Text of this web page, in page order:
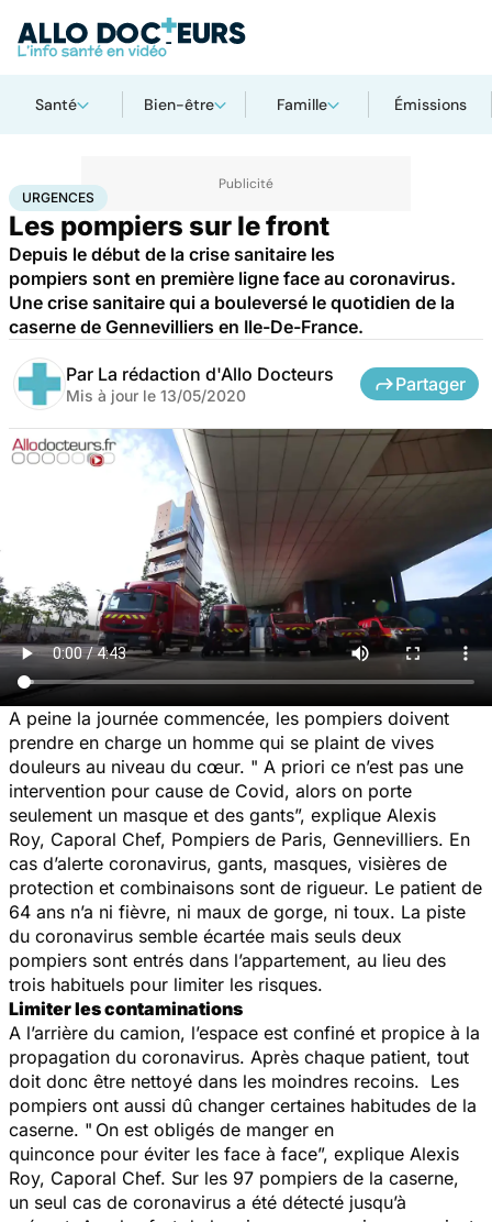
Santé Bien-être Famille Émissions
AccueilSanté Urgences
URGENCES
Les pompiers sur le front
Depuis le début de la crise sanitaire les
pompiers sont en première ligne face au coronavirus.
Une crise sanitaire qui a bouleversé le quotidien de la
caserne de Gennevilliers en Ile-De-France.
Par La rédaction d'Allo Docteurs
Mis à jour le 13/05/2020
Partager
A peine la journée commencée, les pompiers doivent
prendre en charge un homme qui se plaint de vives
douleurs au niveau du cœur. " A priori ce n’est pas une
intervention pour cause de Covid, alors on porte
seulement un masque et des gants”, explique Alexis
Roy, Caporal Chef, Pompiers de Paris, Gennevilliers. En
cas d’alerte coronavirus, gants, masques, visières de
protection et combinaisons sont de rigueur. Le patient de
64 ans n’a ni fièvre, ni maux de gorge, ni toux. La piste
du coronavirus semble écartée mais seuls deux
pompiers sont entrés dans l’appartement, au lieu des
trois habituels pour limiter les risques.
Limiter les contaminations
A l’arrière du camion, l’espace est confiné et propice à la
propagation du coronavirus. Après chaque patient, tout
doit donc être nettoyé dans les moindres recoins. Les
pompiers ont aussi dû changer certaines habitudes de la
caserne. " On est obligés de manger en
quinconce pour éviter les face à face”, explique Alexis
Roy, Caporal Chef. Sur les 97 pompiers de la caserne,
un seul cas de coronavirus a été détecté jusqu’à